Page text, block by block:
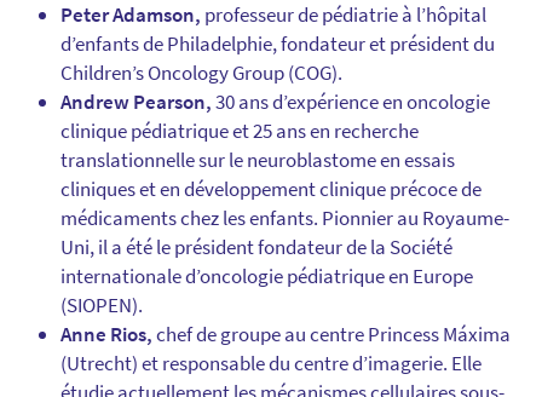
Peter Adamson, professeur de pédiatrie à l’hôpital
d’enfants de Philadelphie, fondateur et président du
Children’s Oncology Group (COG).
Andrew Pearson,30 ans d’expérience en oncologie
clinique pédiatrique et 25 ans en recherche
translationnelle sur le neuroblastome en essais
cliniques et en développement clinique précoce de
médicaments chez les enfants. Pionnier au Royaume-
Uni, il a été le président fondateur de la Société
internationale d’oncologie pédiatrique en Europe
(SIOPEN).
Anne Rios,chef de groupe au centre Princess Máxima
(Utrecht) et responsable du centre d’imagerie. Elle